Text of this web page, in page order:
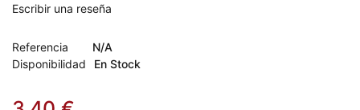
Escribir una reseña
Referencia
N/A
Disponibilidad
En Stock